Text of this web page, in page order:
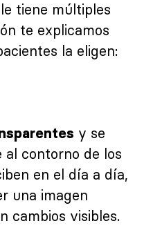
tiene múltiples
te explicamos
la eligen:
y se
contorno de los
en el día a día,
una imagen
cambios visibles.